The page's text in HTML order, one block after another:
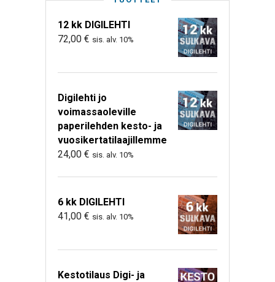
12 kk DIGILEHTI
72,00 € sis. alv. 10%
Digilehti jo
voimassaoleville
paperilehden kesto- ja
vuosikertatilaajillemme
24,00 € sis. alv. 10%
6 kk DIGILEHTI
41,00 € sis. alv. 10%
Kestotilaus Digi- ja